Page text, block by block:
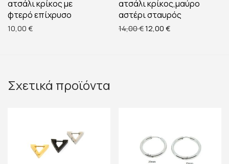
ατσάλι κρίκος με
φτερό επίχρυσο
10,00 €
ατσάλι κρίκος,μαύρο
αστέρι σταυρός
14,00€Original price was: 14,00
12,00 €Η τρέχουσα τιμή
Σχετικά προϊόντα